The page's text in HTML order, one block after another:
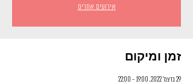
אירועים אחרים
זמן ומיקום
29 בדצמ׳ 2022, 19:00 – 22:00